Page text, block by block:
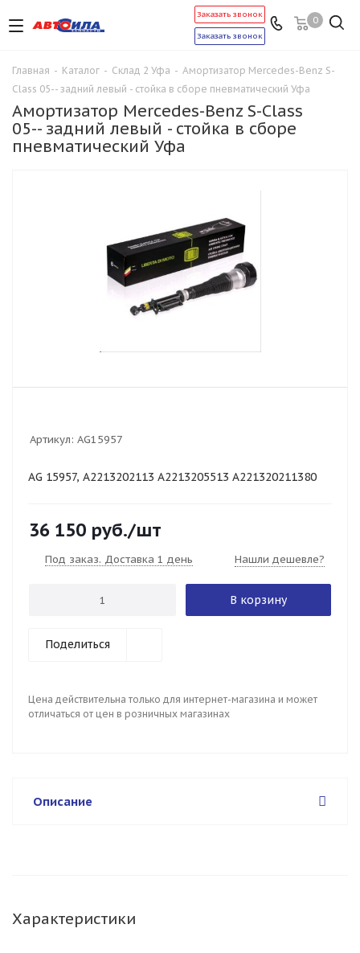
0
Заказать звонок
Заказать звонок
Главная - Каталог - Склад 2 Уфа - Амортизатор Mercedes-Benz S-
Class 05-- задний левый - стойка в сборе пневматический Уфа
Амортизатор Mercedes-Benz S-Class
05-- задний левый - стойка в сборе
пневматический Уфа
Артикул: AG15957
AG 15957, A2213202113 A2213205513 A221320211380
36 150 руб./шт
Под заказ. Доставка 1 день Нашли дешевле?
В корзину
Поделиться
Цена действительна только для интернет-магазина и может
отличаться от цен в розничных магазинах
Описание
Характеристики